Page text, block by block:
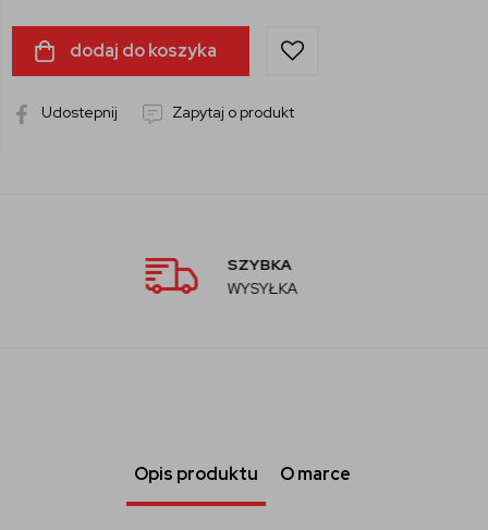
dodaj do koszyka
Udostepnij Zapytaj o produkt
Opis produktu O marce